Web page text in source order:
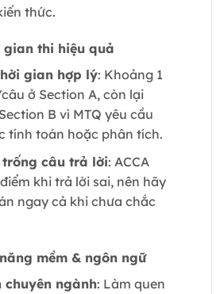
thức.
thi hiệu quả
gian hợp lý: Khoảng 1
ở Section A, còn lại
B vì MTQ yêu cầu
tính toán hoặc phân tích.
trống câu trả lời: ACCA
khi trả lời sai, nên hãy
ngay cả khi chưa chắc
mềm & ngôn ngữ
chuyên ngành: Làm quen